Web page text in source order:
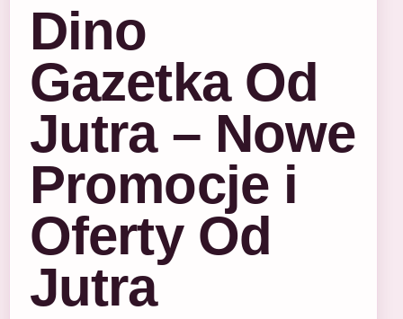
Dino
Gazetka Od
Jutra – Nowe
Promocje i
Oferty Od
Jutra